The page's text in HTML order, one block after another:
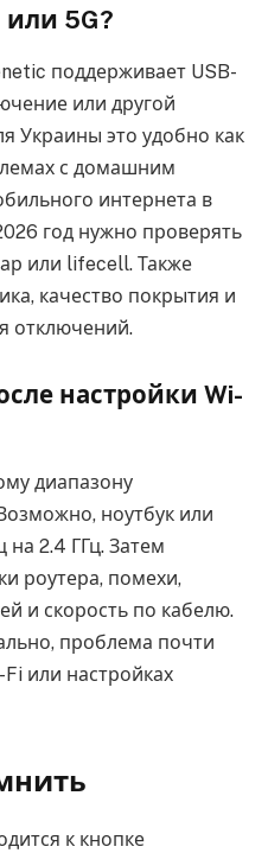
или 5G?
поддерживает USB-
или другой
Украины это удобно как
с домашним
интернета в
год нужно проверять
или lifecell. Также
качество покрытия и
отключений.
настройки Wi-
диапазону
ноутбук или
2.4 ГГц. Затем
роутера, помехи,
и скорость по кабелю.
проблема почти
или настройках
к кнопке